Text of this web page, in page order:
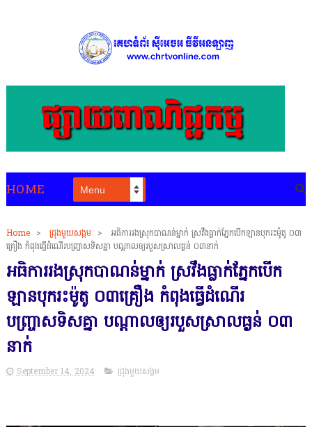
HOME
Home > ជ្រុងមួយសង្គម >
អធិការរង​ស្រុក​បាណ​ន់ម្នាក់ ​ស្រវឹង​ធ្លាក់​ភ្នែក​បើក​ឡាន​បុក​រះម៉ូតូ​ ​០៣​
គ្រឿង ​កំពុង​ធ្វើ​ដំណើរ​បញ្ច្រាសទិស​គ្នា បណ្ដាល​ឲ្យ​របួសស្រាលធ្ងន់​ ​០៣​នាក់
អធិការរង​ស្រុក​បាណ​ន់ម្នាក់ ​ស្រវឹង​ធ្លាក់​ភ្នែក​បើក​
ឡាន​បុក​រះម៉ូតូ​ ​០៣​គ្រឿង ​កំពុង​ធ្វើ​ដំណើរ​
បញ្ច្រាសទិស​គ្នា បណ្ដាល​ឲ្យ​របួសស្រាលធ្ងន់​ ​០៣​
នាក់
September 14, 2024 ជ្រុងមួយសង្គម